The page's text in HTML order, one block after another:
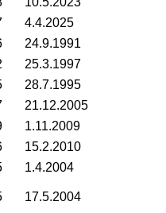
4.4.2025
24.9.1991
25.3.1997
28.7.1995
21.12.2005
1.11.2009
15.2.2010
1.4.2004
17.5.2004